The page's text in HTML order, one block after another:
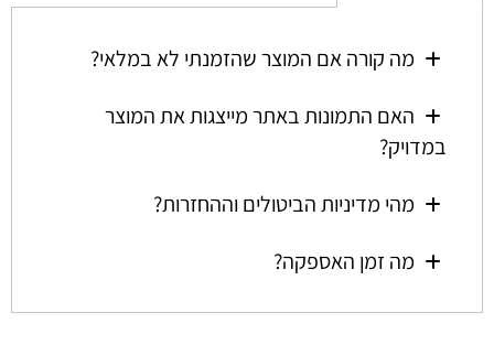
מה קורה אם המוצר שהזמנתי לא במלאי?
האם התמונות באתר מייצגות את המוצר
במדויק?
מהי מדיניות הביטולים וההחזרות?
מה זמן האספקה?